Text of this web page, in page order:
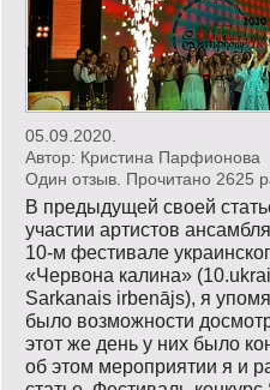
05.09.2020.
Автор: Кристина Парфионова
Один отзыв. Прочитано 2625
В предыдущей своей
участии артистов
10-м фестивале
«Червона калина»
Sarkanais irbenājs), я
было возможности
этот же день у них было
об этом мероприятии я и